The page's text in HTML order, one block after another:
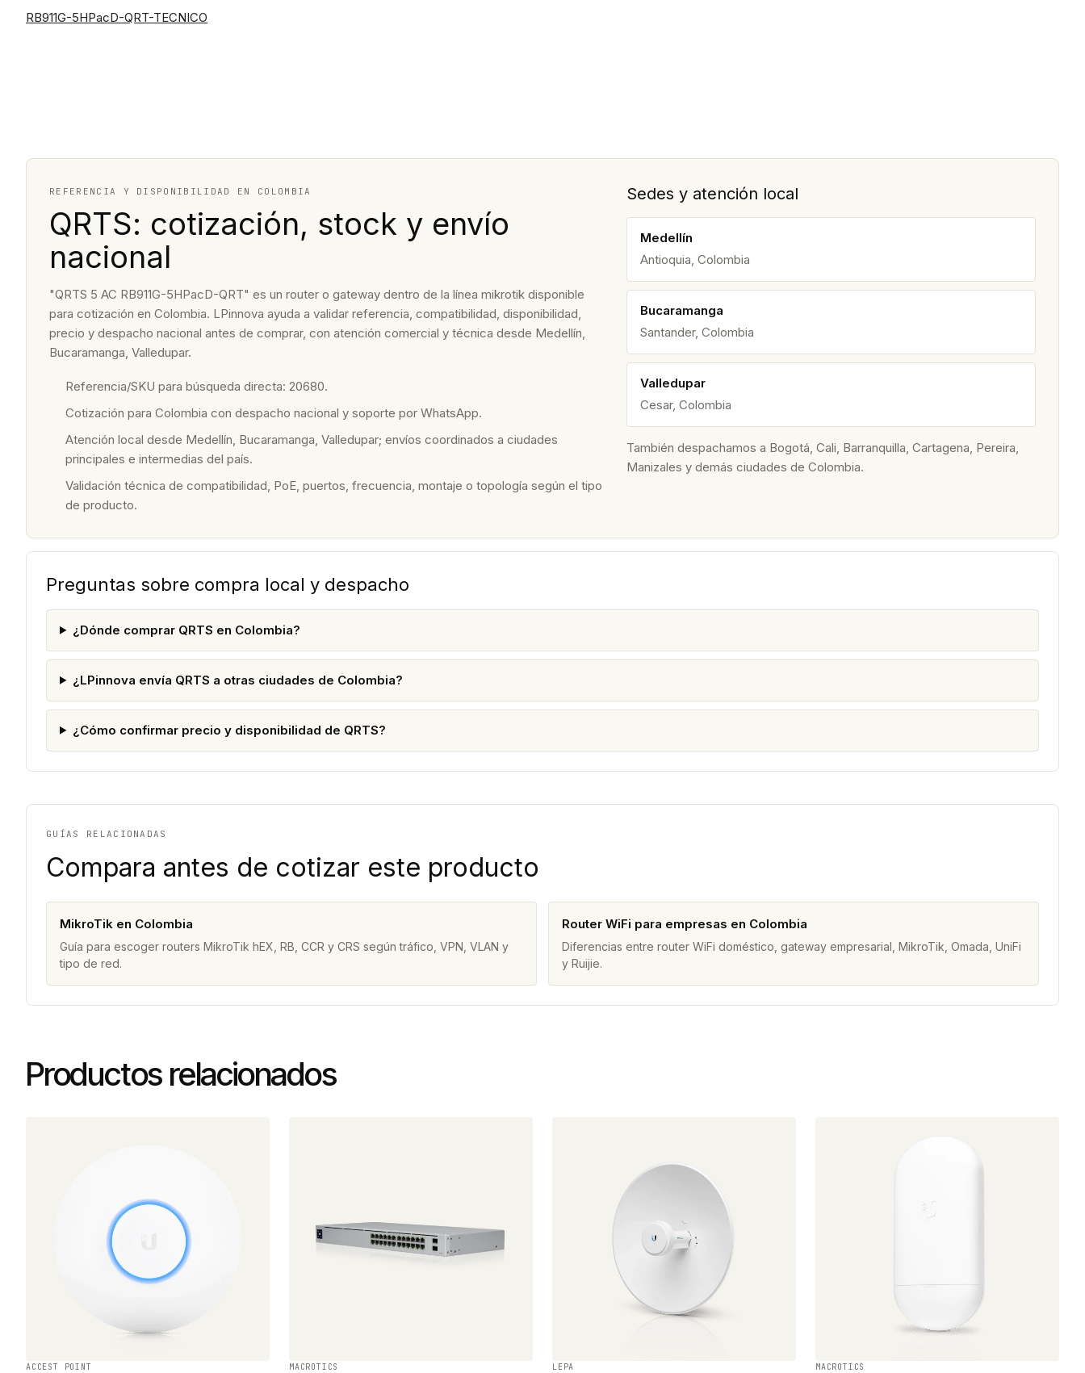
RB911G-5HPacD-QRT-TECNICO
REFERENCIA Y DISPONIBILIDAD EN COLOMBIA
QRTS: cotización, stock y envío
nacional
"QRTS 5 AC RB911G-5HPacD-QRT" es un router o gateway dentro de la línea mikrotik disponible
para cotización en Colombia. LPinnova ayuda a validar referencia, compatibilidad, disponibilidad,
precio y despacho nacional antes de comprar, con atención comercial y técnica desde Medellín,
Bucaramanga, Valledupar.
Referencia/SKU para búsqueda directa: 20680.
Cotización para Colombia con despacho nacional y soporte por WhatsApp.
Atención local desde Medellín, Bucaramanga, Valledupar; envíos coordinados a ciudades
principales e intermedias del país.
Validación técnica de compatibilidad, PoE, puertos, frecuencia, montaje o topología según el tipo
de producto.
Sedes y atención local
Medellín
Antioquia, Colombia
Bucaramanga
Santander, Colombia
Valledupar
Cesar, Colombia
También despachamos a Bogotá, Cali, Barranquilla, Cartagena, Pereira,
Manizales y demás ciudades de Colombia.
Preguntas sobre compra local y despacho
¿Dónde comprar QRTS en Colombia?
¿LPinnova envía QRTS a otras ciudades de Colombia?
¿Cómo confirmar precio y disponibilidad de QRTS?
GUÍAS RELACIONADAS
Compara antes de cotizar este producto
MikroTik en Colombia
Guía para escoger routers MikroTik hEX, RB, CCR y CRS según tráfico, VPN, VLAN y
tipo de red.
Router WiFi para empresas en Colombia
Diferencias entre router WiFi doméstico, gateway empresarial, MikroTik, Omada, UniFi
y Ruijie.
Productos relacionados
ACCEST POINT MACROTICS LEPA MACROTICS